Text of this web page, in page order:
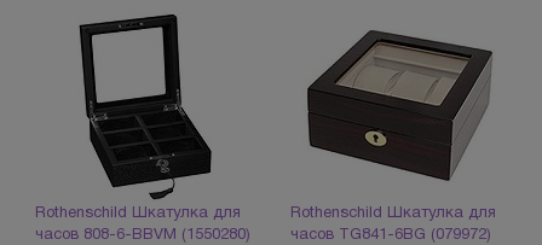
Rothenschild Шкатулка для
часов 808-6-BBVM (1550280)
Rothenschild Шкатулка для
часов TG841-6BG (079972)